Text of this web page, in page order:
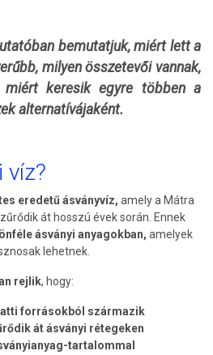
bemutatjuk, miért lett a
milyen összetevői vannak,
miért keresik egyre többen a
alternatívájaként.
víz?
eredetű ásványvíz, amely a Mátra
át hosszú évek során. Ennek
ásványi anyagokban, amelyek
lehetnek.
rejlik, hogy:
forrásokból származik
át ásványi rétegeken
tartalommal